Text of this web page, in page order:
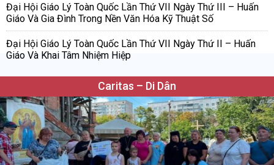
Đại Hội Giáo Lý Toàn Quốc Lần Thứ VII Ngày Thứ III – Huấn
Giáo Và Gia Đình Trong Nền Văn Hóa Kỹ Thuật Số
Đại Hội Giáo Lý Toàn Quốc Lần Thứ VII Ngày Thứ II – Huấn
Giáo Và Khai Tâm Nhiệm Hiệp
Caritas – Di Dân